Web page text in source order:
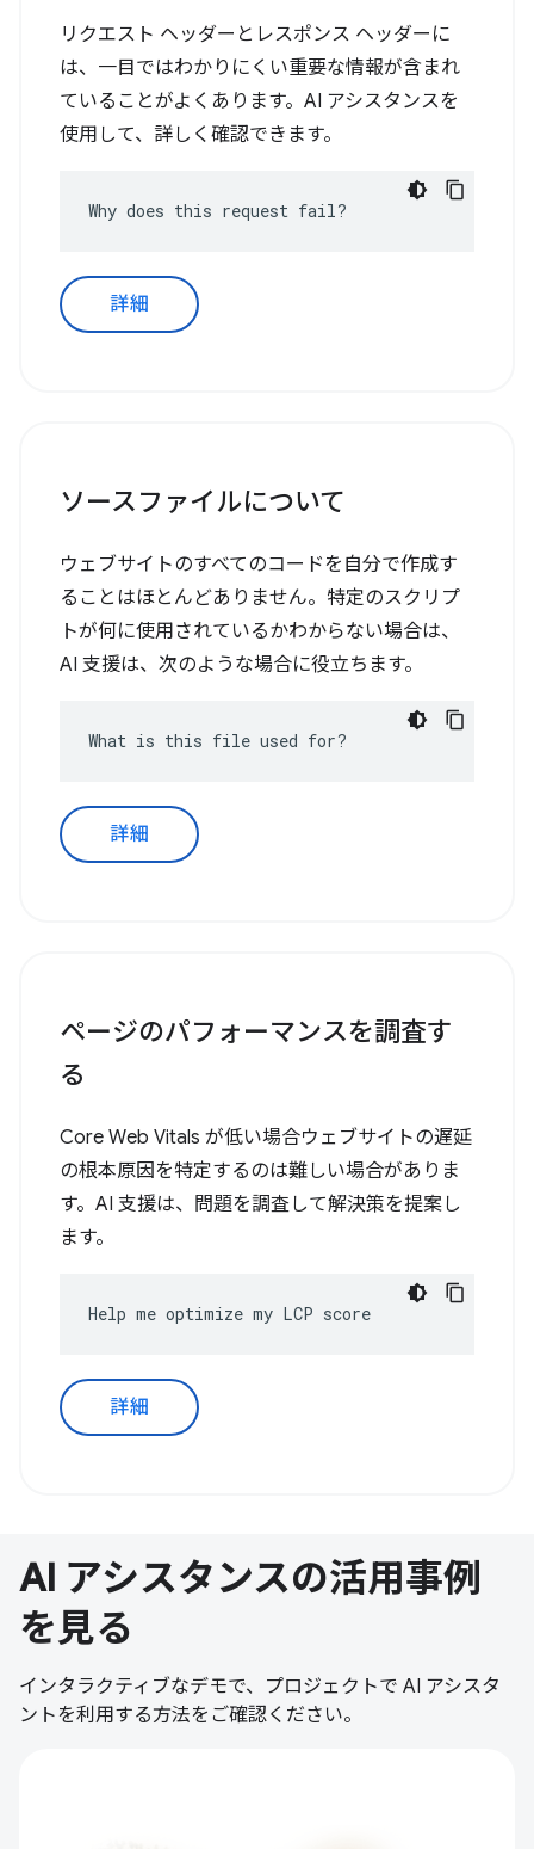
リクエスト ヘッダーとレスポンス ヘッダーに
は、一目ではわかりにくい重要な情報が含まれ
ていることがよくあります。AI アシスタンスを
使用して、詳しく確認できます。
Why does this request fail?
詳細
ソースファイルについて
ウェブサイトのすべてのコードを自分で作成す
ることはほとんどありません。特定のスクリプ
トが何に使用されているかわからない場合は、
AI 支援は、次のような場合に役立ちます。
What is this file used for?
詳細
ページのパフォーマンスを調査す
る
Core Web Vitals が低い場合ウェブサイトの遅延
の根本原因を特定するのは難しい場合がありま
す。AI 支援は、問題を調査して解決策を提案し
ます。
Help me optimize my LCP score
詳細
AI アシスタンスの活用事例
を見る
インタラクティブなデモで、プロジェクトで AI アシスタ
ントを利用する方法をご確認ください。